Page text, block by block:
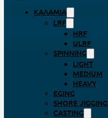
ΚΑΛΆΜΙΑ
LRF
HRF
ULRF
SPINNING
LIGHT
MEDIUM
HEAVY
EGING
SHORE JIGGING
CASTING